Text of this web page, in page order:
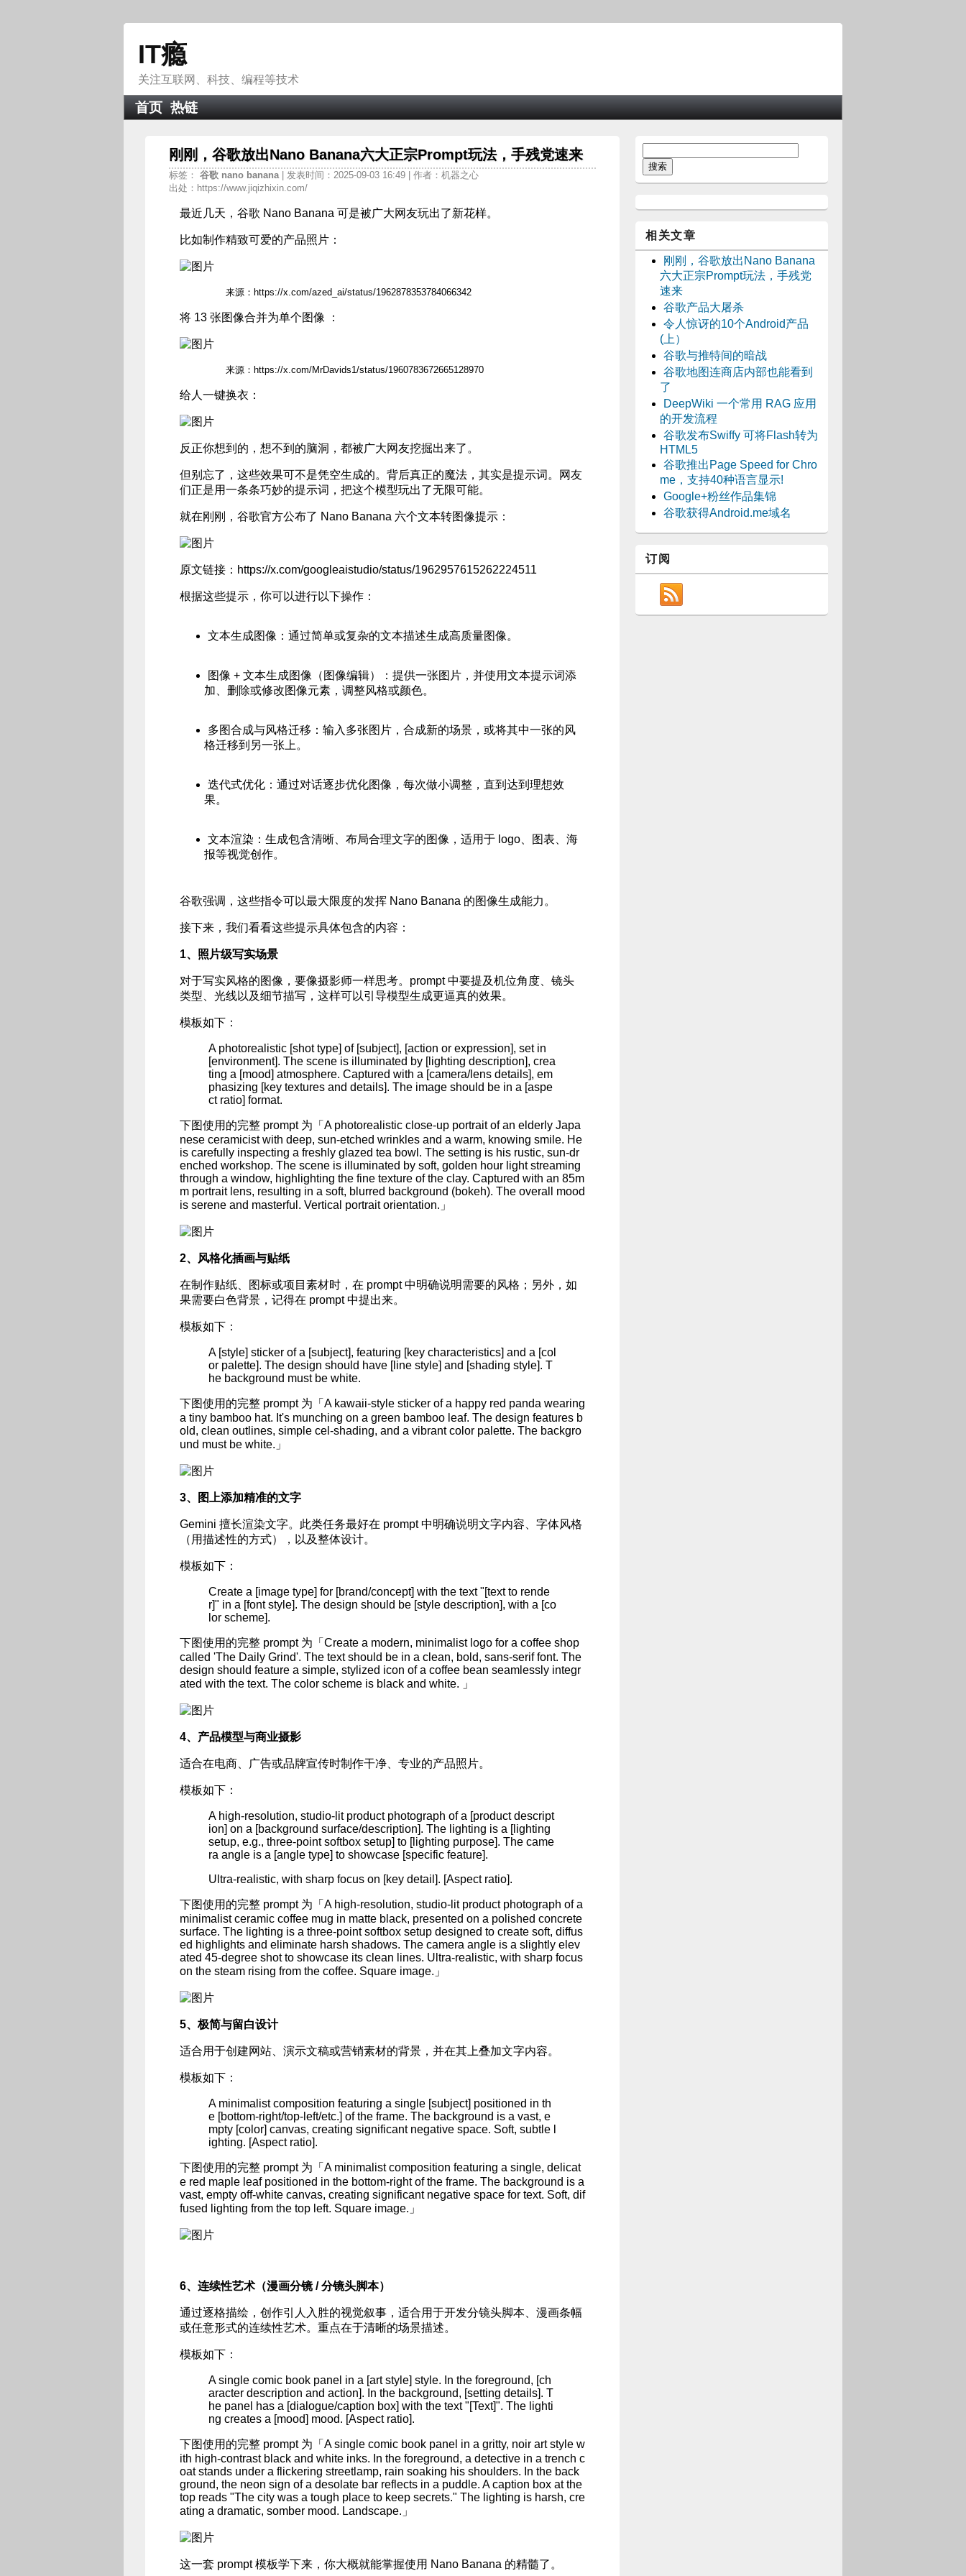
IT瘾
关注互联网、科技、编程等技术
首页 热链
刚刚，谷歌放出Nano Banana六大正宗Prompt玩法，手残党速来
标签： 谷歌 nano banana
| 发表时间：2025-09-03 16:49 | 作者：机器之心
出处：https://www.jiqizhixin.com/
最近几天，谷歌 Nano Banana 可是被广大网友玩出了新花样。
比如制作精致可爱的产品照片：
来源：https://x.com/azed_ai/status/1962878353784066342
将 13 张图像合并为单个图像 ：
来源：https://x.com/MrDavids1/status/1960783672665128970
给人一键换衣：
反正你想到的，想不到的脑洞，都被广大网友挖掘出来了。
但别忘了，这些效果可不是凭空生成的。背后真正的魔法，其实是提示词。网友
们正是用一条条巧妙的提示词，把这个模型玩出了无限可能。
就在刚刚，谷歌官方公布了 Nano Banana 六个文本转图像提示：
原文链接：https://x.com/googleaistudio/status/1962957615262224511
根据这些提示，你可以进行以下操作：
文本生成图像：通过简单或复杂的文本描述生成高质量图像。
图像 + 文本生成图像（图像编辑）：提供一张图片，并使用文本提示词添
加、删除或修改图像元素，调整风格或颜色。
多图合成与风格迁移：输入多张图片，合成新的场景，或将其中一张的风
格迁移到另一张上。
迭代式优化：通过对话逐步优化图像，每次做小调整，直到达到理想效
果。
文本渲染：生成包含清晰、布局合理文字的图像，适用于 logo、图表、海
报等视觉创作。
谷歌强调，这些指令可以最大限度的发挥 Nano Banana 的图像生成能力。
接下来，我们看看这些提示具体包含的内容：
1、照片级写实场景
对于写实风格的图像，要像摄影师一样思考。prompt 中要提及机位角度、镜头
类型、光线以及细节描写，这样可以引导模型生成更逼真的效果。
模板如下：
A photorealistic [shot type] of [subject], [action or expression], set in
[environment]. The scene is illuminated by [lighting description], crea
ting a [mood] atmosphere. Captured with a [camera/lens details], em
phasizing [key textures and details]. The image should be in a [aspe
ct ratio] format.
下图使用的完整 prompt 为「A photorealistic close-up portrait of an elderly Japa
nese ceramicist with deep, sun-etched wrinkles and a warm, knowing smile. He
is carefully inspecting a freshly glazed tea bowl. The setting is his rustic, sun-dr
enched workshop. The scene is illuminated by soft, golden hour light streaming
through a window, highlighting the fine texture of the clay. Captured with an 85m
m portrait lens, resulting in a soft, blurred background (bokeh). The overall mood
is serene and masterful. Vertical portrait orientation.」
2、风格化插画与贴纸
在制作贴纸、图标或项目素材时，在 prompt 中明确说明需要的风格；另外，如
果需要白色背景，记得在 prompt 中提出来。
模板如下：
A [style] sticker of a [subject], featuring [key characteristics] and a [col
or palette]. The design should have [line style] and [shading style]. T
he background must be white.
下图使用的完整 prompt 为「A kawaii-style sticker of a happy red panda wearing
a tiny bamboo hat. It's munching on a green bamboo leaf. The design features b
old, clean outlines, simple cel-shading, and a vibrant color palette. The backgro
und must be white.」
3、图上添加精准的文字
Gemini 擅长渲染文字。此类任务最好在 prompt 中明确说明文字内容、字体风格
（用描述性的方式），以及整体设计。
模板如下：
Create a [image type] for [brand/concept] with the text "[text to rende
r]" in a [font style]. The design should be [style description], with a [co
lor scheme].
下图使用的完整 prompt 为「Create a modern, minimalist logo for a coffee shop
called 'The Daily Grind'. The text should be in a clean, bold, sans-serif font. The
design should feature a simple, stylized icon of a coffee bean seamlessly integr
ated with the text. The color scheme is black and white. 」
4、产品模型与商业摄影
适合在电商、广告或品牌宣传时制作干净、专业的产品照片。
模板如下：
A high-resolution, studio-lit product photograph of a [product descript
ion] on a [background surface/description]. The lighting is a [lighting
setup, e.g., three-point softbox setup] to [lighting purpose]. The came
ra angle is a [angle type] to showcase [specific feature].
Ultra-realistic, with sharp focus on [key detail]. [Aspect ratio].
下图使用的完整 prompt 为「A high-resolution, studio-lit product photograph of a
minimalist ceramic coffee mug in matte black, presented on a polished concrete
surface. The lighting is a three-point softbox setup designed to create soft, diffus
ed highlights and eliminate harsh shadows. The camera angle is a slightly elev
ated 45-degree shot to showcase its clean lines. Ultra-realistic, with sharp focus
on the steam rising from the coffee. Square image.」
5、极简与留白设计
适合用于创建网站、演示文稿或营销素材的背景，并在其上叠加文字内容。
模板如下：
A minimalist composition featuring a single [subject] positioned in th
e [bottom-right/top-left/etc.] of the frame. The background is a vast, e
mpty [color] canvas, creating significant negative space. Soft, subtle l
ighting. [Aspect ratio].
下图使用的完整 prompt 为「A minimalist composition featuring a single, delicat
e red maple leaf positioned in the bottom-right of the frame. The background is a
vast, empty off-white canvas, creating significant negative space for text. Soft, dif
fused lighting from the top left. Square image.」
6、连续性艺术（漫画分镜 / 分镜头脚本）
通过逐格描绘，创作引人入胜的视觉叙事，适合用于开发分镜头脚本、漫画条幅
或任意形式的连续性艺术。重点在于清晰的场景描述。
模板如下：
A single comic book panel in a [art style] style. In the foreground, [ch
aracter description and action]. In the background, [setting details]. T
he panel has a [dialogue/caption box] with the text "[Text]". The lighti
ng creates a [mood] mood. [Aspect ratio].
下图使用的完整 prompt 为「A single comic book panel in a gritty, noir art style w
ith high-contrast black and white inks. In the foreground, a detective in a trench c
oat stands under a flickering streetlamp, rain soaking his shoulders. In the back
ground, the neon sign of a desolate bar reflects in a puddle. A caption box at the
top reads "The city was a tough place to keep secrets." The lighting is harsh, cre
ating a dramatic, somber mood. Landscape.」
这一套 prompt 模板学下来，你大概就能掌握使用 Nano Banana 的精髓了。
相关文章
刚刚，谷歌放出Nano Banana
六大正宗Prompt玩法，手残党
速来
谷歌产品大屠杀
令人惊讶的10个Android产品
(上）
谷歌与推特间的暗战
谷歌地图连商店内部也能看到
了
DeepWiki 一个常用 RAG 应用
的开发流程
谷歌发布Swiffy 可将Flash转为
HTML5
谷歌推出Page Speed for Chro
me，支持40种语言显示!
Google+粉丝作品集锦
谷歌获得Android.me域名
订阅